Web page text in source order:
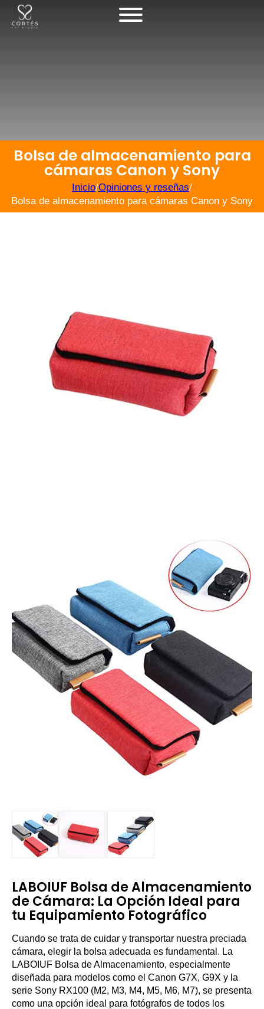
Bolsa de almacenamiento para
cámaras Canon y Sony
Inicio/Opiniones y reseñas/
Bolsa de almacenamiento para cámaras Canon y Sony
LABOIUF Bolsa de Almacenamiento
de Cámara: La Opción Ideal para
tu Equipamiento Fotográfico
Cuando se trata de cuidar y transportar nuestra preciada
cámara, elegir la bolsa adecuada es fundamental. La
LABOIUF Bolsa de Almacenamiento, especialmente
diseñada para modelos como el Canon G7X, G9X y la
serie Sony RX100 (M2, M3, M4, M5, M6, M7), se presenta
como una opción ideal para fotógrafos de todos los